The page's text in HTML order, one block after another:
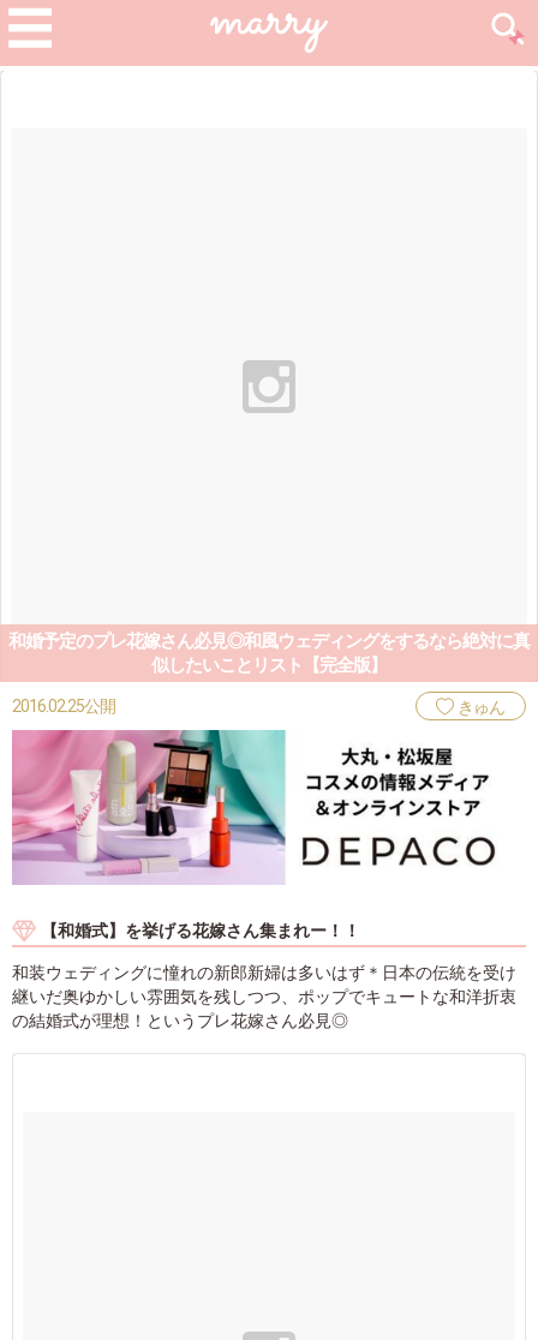
和婚予定のプレ花嫁さん必見◎和風ウェディングをするなら絶対に真
似したいことリスト【完全版】
2016.02.25公開 きゅん
【和婚式】を挙げる花嫁さん集まれー！！
和装ウェディングに憧れの新郎新婦は多いはず＊日本の伝統を受け
継いだ奥ゆかしい雰囲気を残しつつ、ポップでキュートな和洋折衷
の結婚式が理想！というプレ花嫁さん必見◎